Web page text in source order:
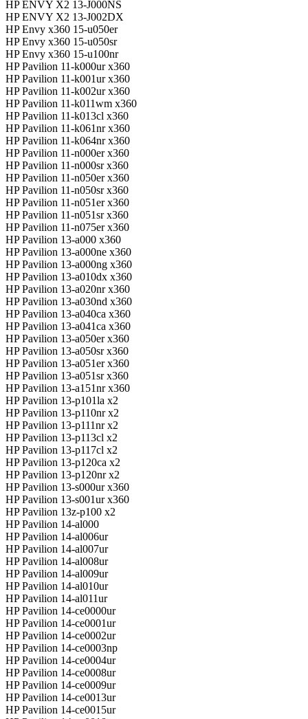
HP ENVY X2 13-J000NS
HP ENVY X2 13-J002DX
HP Envy x360 15-u050er
HP Envy x360 15-u050sr
HP Envy x360 15-u100nr
HP Pavilion 11-k000ur x360
HP Pavilion 11-k001ur x360
HP Pavilion 11-k002ur x360
HP Pavilion 11-k011wm x360
HP Pavilion 11-k013cl x360
HP Pavilion 11-k061nr x360
HP Pavilion 11-k064nr x360
HP Pavilion 11-n000er x360
HP Pavilion 11-n000sr x360
HP Pavilion 11-n050er x360
HP Pavilion 11-n050sr x360
HP Pavilion 11-n051er x360
HP Pavilion 11-n051sr x360
HP Pavilion 11-n075er x360
HP Pavilion 13-a000 x360
HP Pavilion 13-a000ne x360
HP Pavilion 13-a000ng x360
HP Pavilion 13-a010dx x360
HP Pavilion 13-a020nr x360
HP Pavilion 13-a030nd x360
HP Pavilion 13-a040ca x360
HP Pavilion 13-a041ca x360
HP Pavilion 13-a050er x360
HP Pavilion 13-a050sr x360
HP Pavilion 13-a051er x360
HP Pavilion 13-a051sr x360
HP Pavilion 13-a151nr x360
HP Pavilion 13-p101la x2
HP Pavilion 13-p110nr x2
HP Pavilion 13-p111nr x2
HP Pavilion 13-p113cl x2
HP Pavilion 13-p117cl x2
HP Pavilion 13-p120ca x2
HP Pavilion 13-p120nr x2
HP Pavilion 13-s000ur x360
HP Pavilion 13-s001ur x360
HP Pavilion 13z-p100 x2
HP Pavilion 14-al000
HP Pavilion 14-al006ur
HP Pavilion 14-al007ur
HP Pavilion 14-al008ur
HP Pavilion 14-al009ur
HP Pavilion 14-al010ur
HP Pavilion 14-al011ur
HP Pavilion 14-ce0000ur
HP Pavilion 14-ce0001ur
HP Pavilion 14-ce0002ur
HP Pavilion 14-ce0003np
HP Pavilion 14-ce0004ur
HP Pavilion 14-ce0008ur
HP Pavilion 14-ce0009ur
HP Pavilion 14-ce0013ur
HP Pavilion 14-ce0015ur